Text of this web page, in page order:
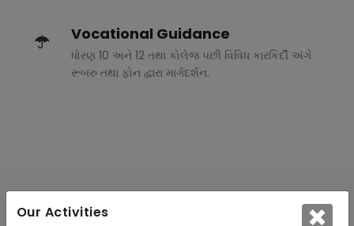
Our Activities
Vocational Guidance
ધોરણ 10 અને 12 તથા કોલેજ પછી વિવિધ કારકિર્દી અંગે
રૂબરુ તથા ફોન દ્વારા માર્ગદર્શન.